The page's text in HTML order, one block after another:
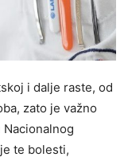
i dalje raste, od
zato je važno
te bolesti,